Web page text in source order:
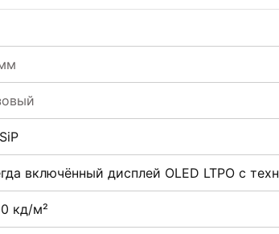
включённый дисплей OLED LTPO с
кд/м²